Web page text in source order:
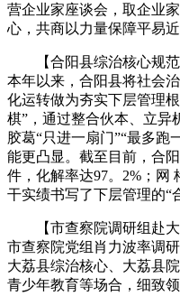
营企业家座谈会，取企业
心，共商以力量保障平易
【合阳县综治核心规范
本年以来，合阳县将社会
化运转做为夯实下层管理
棋”，通过整合伙本、立异
胶葛“只进一扇门”“最多跑
能更凸显。截至目前，合
件，化解率达97。2%；网
干实绩书写了下层管理的“
【市查察院调研组赴大
市查察院党组肖力波率调
大荔县综治核心、大荔县
青少年教育等场合，细致